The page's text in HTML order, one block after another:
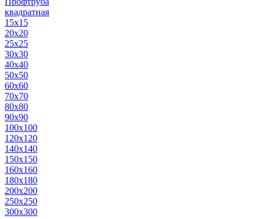
квадратная
15х15
20х20
25х25
30х30
40х40
50х50
60х60
70х70
80х80
90х90
100х100
120х120
140х140
150х150
160х160
180х180
200х200
250х250
300х300